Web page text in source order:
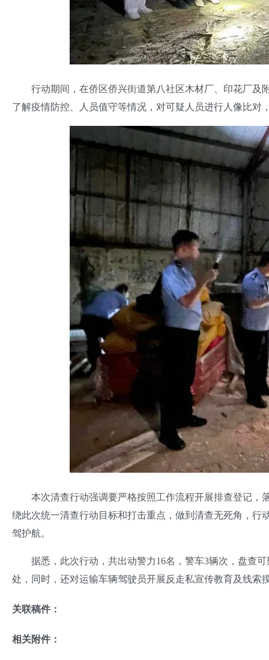
行动期间，在侨区侨兴街道第八社区木材厂、印花厂及
了解疫情防控、人员值守等情况，对可疑人员进行人像比
本次清查行动强调要严格按照工作流程开展排查登记，
绕此次统一清查行动目标和打击重点，做到清查无死角，
驾护航。
据悉，此次行动，共出动警力16名，警车3辆次，盘查可
处，同时，还对运输车辆驾驶员开展反走私宣传教育及线索
关联稿件：
相关附件：